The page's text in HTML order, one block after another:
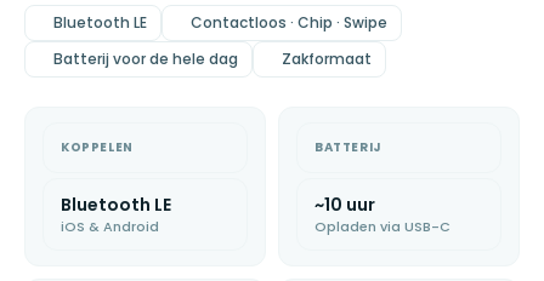
Bluetooth LE
Contactloos · Chip · Swipe
Batterij voor de hele dag
Zakformaat
KOPPELEN
Bluetooth LE
iOS & Android
BATTERIJ
~10 uur
Opladen via USB-C